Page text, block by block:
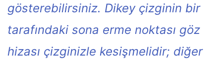
gösterebilirsiniz. Dikey çizginin bir
tarafındaki sona erme noktası göz
hizası çizginizle kesişmelidir; diğer